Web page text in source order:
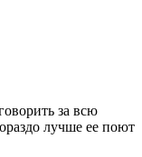
за всю
лучше ее поют